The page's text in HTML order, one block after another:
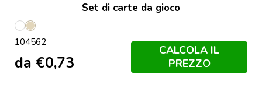
Set di carte da gioco
Bianco
Naturale
104562
da €0,73
CALCOLA IL
PREZZO